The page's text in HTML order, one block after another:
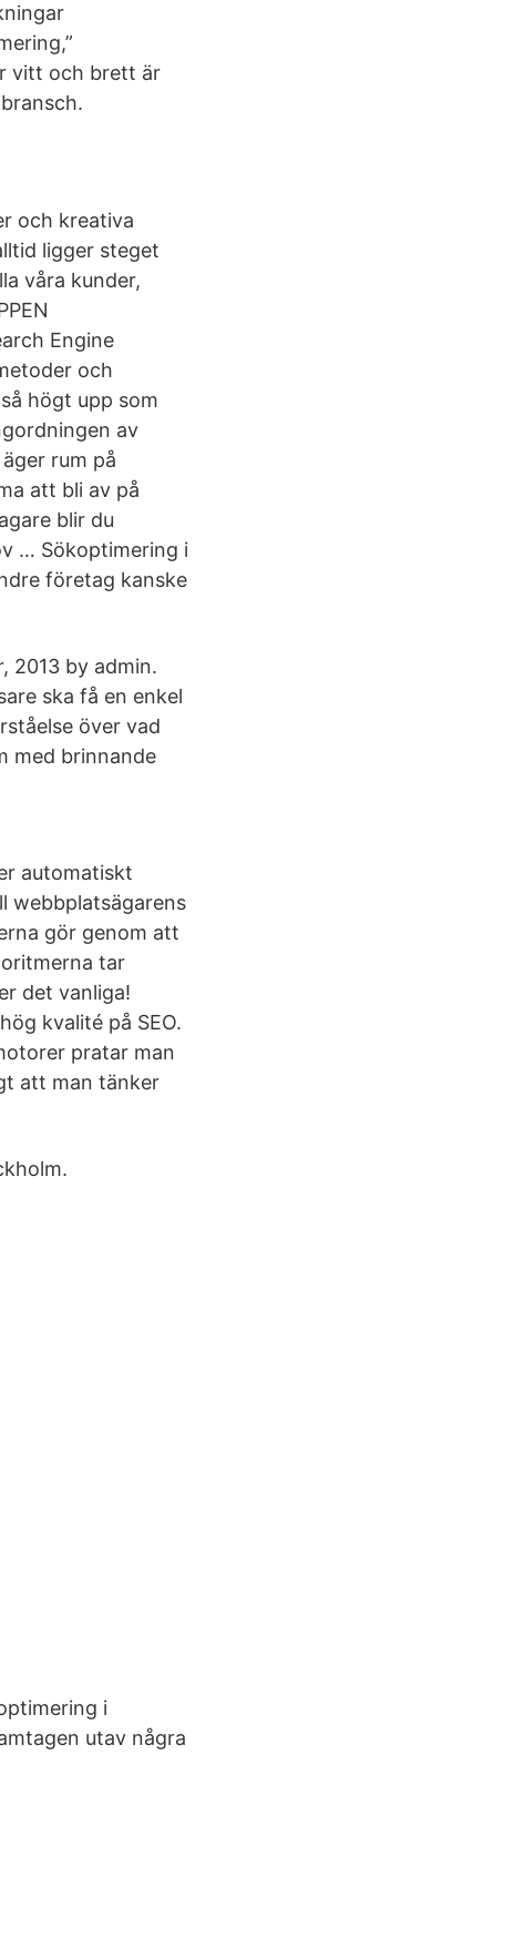
vitt och brett är
och kreativa
ligger steget
våra kunder,
Engine
och
högt upp som
av
rum på
att bli av på
blir du
… Sökoptimering i
företag kanske
2013 by admin.
ska få en enkel
över vad
med brinnande
automatiskt
webbplatsägarens
gör genom att
tar
det vanliga!
kvalité på SEO.
pratar man
att man tänker
i
utav några